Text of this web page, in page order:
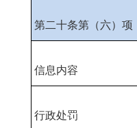
第二十条第（六）项
信息内容
行政处罚